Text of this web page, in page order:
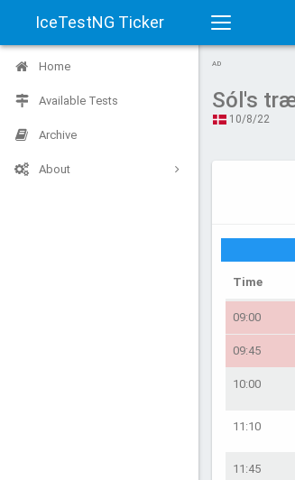
IceTestNG Ticker
Toggle
navigation
Home
Available Tests
Archive
About
AD
Sól's
10/8/22
Time
09:00
09:45
10:00
11:10
11:45